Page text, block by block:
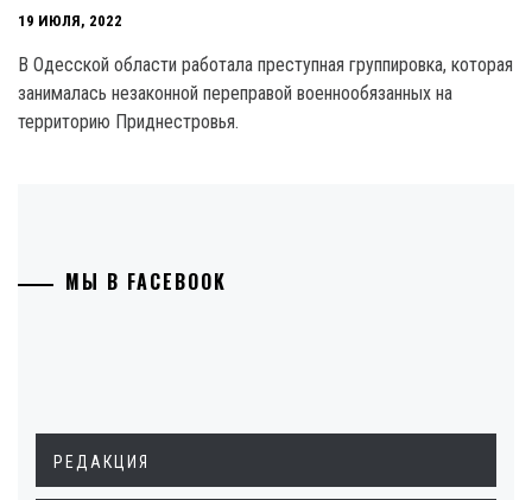
19 ИЮЛЯ, 2022
В Одесской области работала преступная группировка, которая
занималась незаконной переправой военнообязанных на
территорию Приднестровья.
МЫ В FACEBOOK
РЕДАКЦИЯ